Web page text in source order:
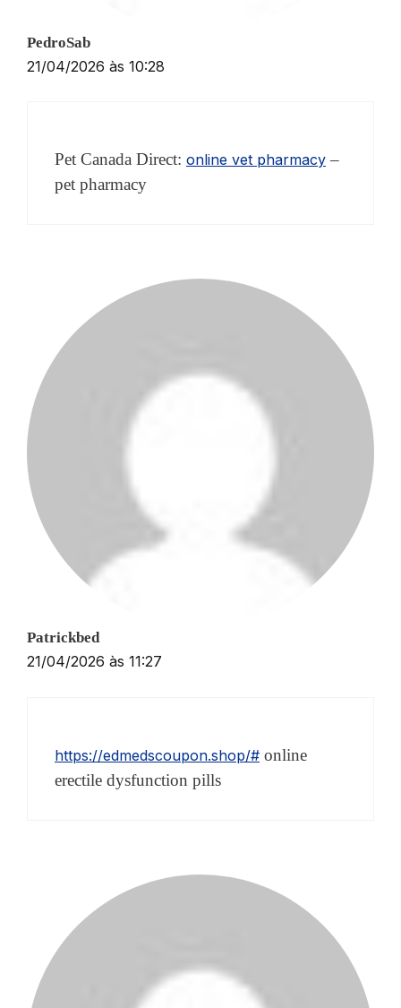
PedroSab
21/04/2026 às 10:28
Pet Canada Direct: online vet pharmacy –
pet pharmacy
Patrickbed
21/04/2026 às 11:27
https://edmedscoupon.shop/# online
erectile dysfunction pills